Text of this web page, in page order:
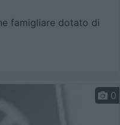
famigliare dotato di
0